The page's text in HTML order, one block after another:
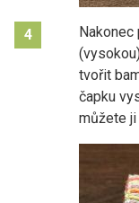
4
tvořit
čapku
můžete ji